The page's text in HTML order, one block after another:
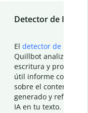
Detector de IA
El detector de IA
Quillbot analiza tu
escritura y
útil informe con
sobre el contenido
generado y refinado
IA en tu texto.